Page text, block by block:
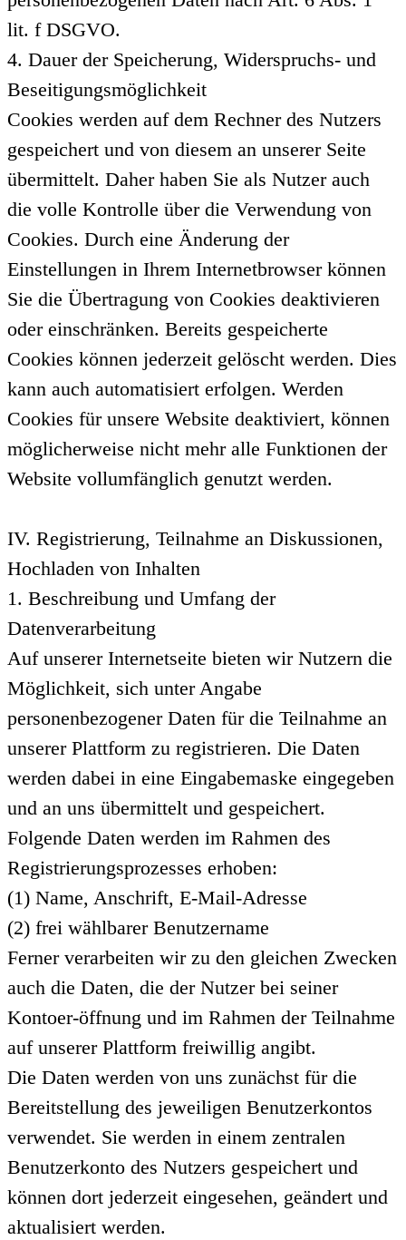
lit. f DSGVO.
4. Dauer der Speicherung, Widerspruchs- und
Beseitigungsmöglichkeit
Cookies werden auf dem Rechner des Nutzers
gespeichert und von diesem an unserer Seite
übermittelt. Daher haben Sie als Nutzer auch
die volle Kontrolle über die Verwendung von
Cookies. Durch eine Änderung der
Einstellungen in Ihrem Internetbrowser können
Sie die Übertragung von Cookies deaktivieren
oder einschränken. Bereits gespeicherte
Cookies können jederzeit gelöscht werden. Dies
kann auch automatisiert erfolgen. Werden
Cookies für unsere Website deaktiviert, können
möglicherweise nicht mehr alle Funktionen der
Website vollumfänglich genutzt werden.
IV. Registrierung, Teilnahme an Diskussionen,
Hochladen von Inhalten
1. Beschreibung und Umfang der
Datenverarbeitung
Auf unserer Internetseite bieten wir Nutzern die
Möglichkeit, sich unter Angabe
personenbezogener Daten für die Teilnahme an
unserer Plattform zu registrieren. Die Daten
werden dabei in eine Eingabemaske eingegeben
und an uns übermittelt und gespeichert.
Folgende Daten werden im Rahmen des
Registrierungsprozesses erhoben:
(1) Name, Anschrift, E-Mail-Adresse
(2) frei wählbarer Benutzername
Ferner verarbeiten wir zu den gleichen Zwecken
auch die Daten, die der Nutzer bei seiner
Kontoer-öffnung und im Rahmen der Teilnahme
auf unserer Plattform freiwillig angibt.
Die Daten werden von uns zunächst für die
Bereitstellung des jeweiligen Benutzerkontos
verwendet. Sie werden in einem zentralen
Benutzerkonto des Nutzers gespeichert und
können dort jederzeit eingesehen, geändert und
aktualisiert werden.